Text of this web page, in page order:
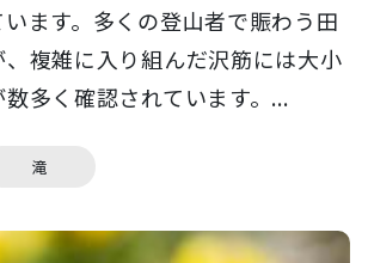
ます。多くの登山者で賑わう田
複雑に入り組んだ沢筋には大小
多く確認されています。...
滝